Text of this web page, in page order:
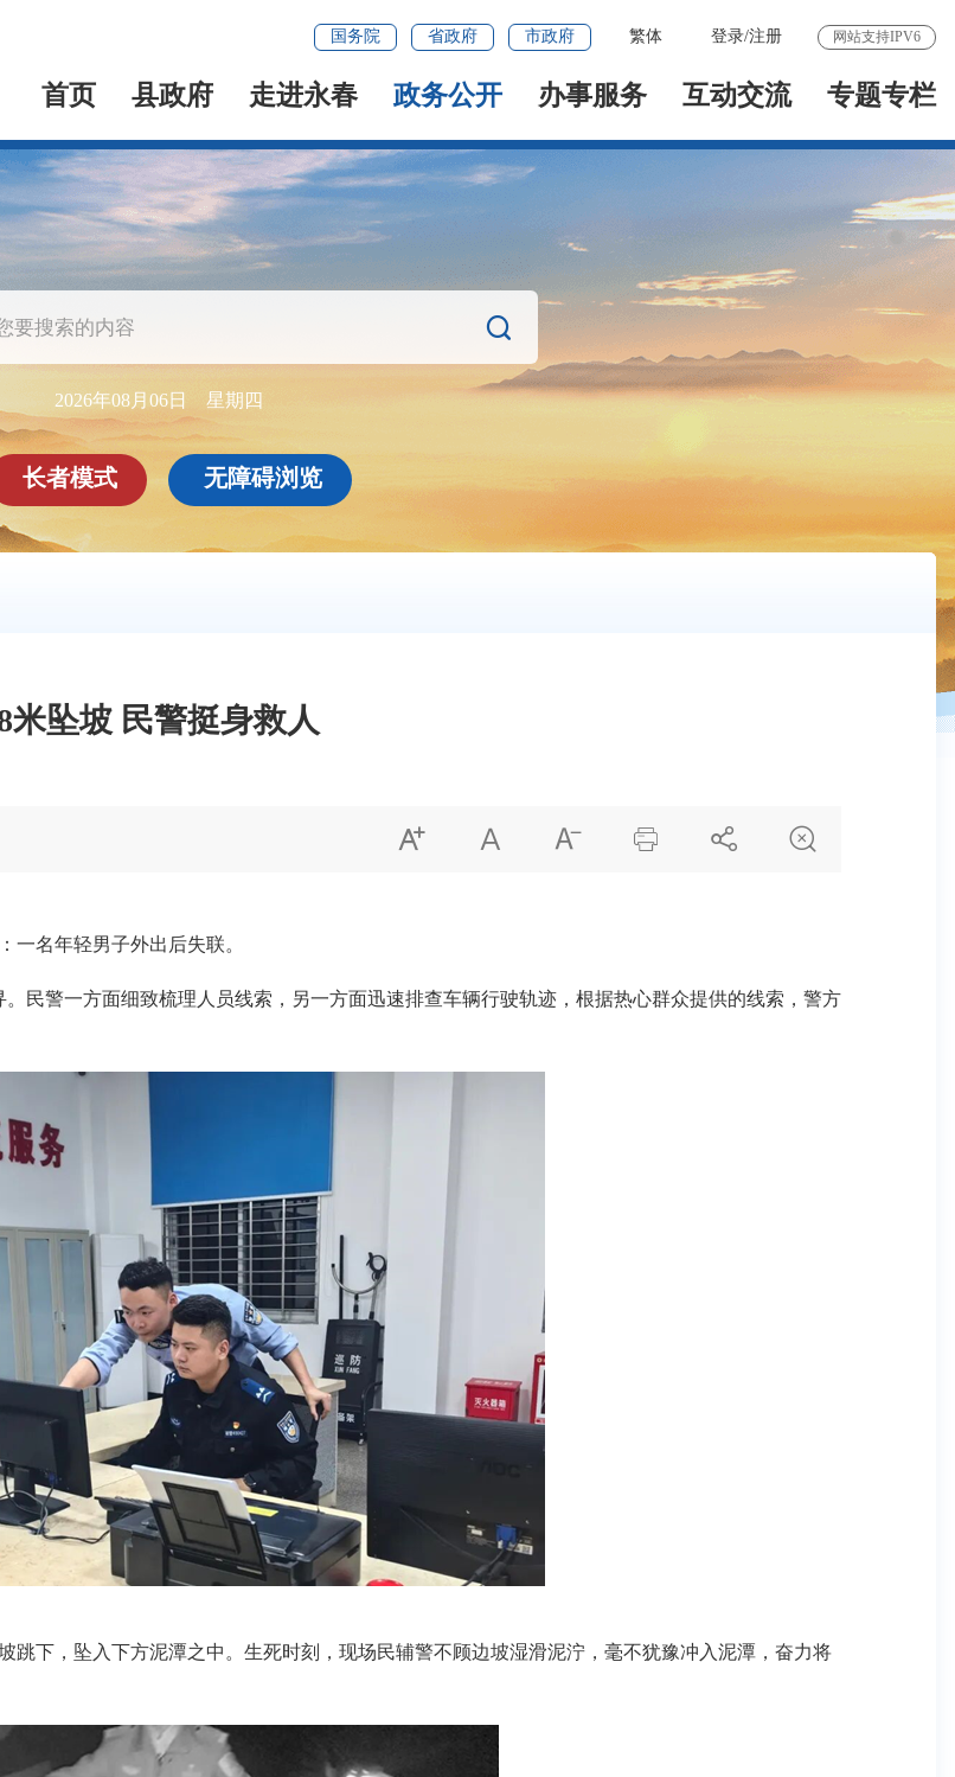
国务院 省政府 市政府 繁体 登录/注册 网站支持IPV6
首页 县政府 走进永春 政务公开 办事服务 互动交流 专题专栏

2026年08月06日 星期四
长者模式 无障碍浏览
米坠坡 民警挺身救人
     
名年轻男子外出后失联。
警一方面细致梳理人员线索，另一方面迅速排查车辆行驶轨迹，根据热心群众提供的线索，警方
下，坠入下方泥潭之中。生死时刻，现场民辅警不顾边坡湿滑泥泞，毫不犹豫冲入泥潭，奋力将